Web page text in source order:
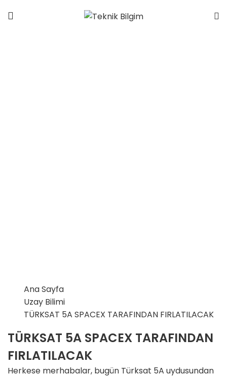
Ana Sayfa
Uzay Bilimi
TÜRKSAT 5A SPACEX TARAFINDAN FIRLATILACAK
TÜRKSAT 5A SPACEX TARAFINDAN
FIRLATILACAK
Herkese merhabalar, bugün Türksat 5A uydusundan